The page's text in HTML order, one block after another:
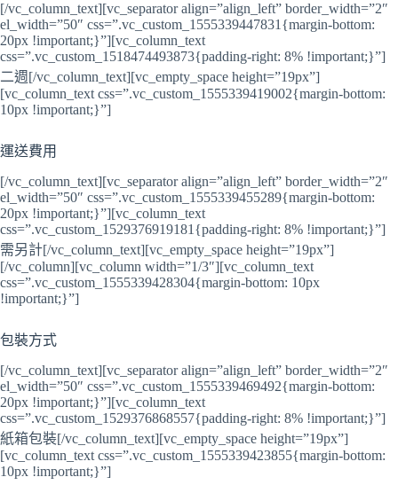
[/vc_column_text][vc_separator align=”align_left” border_width=”2″
el_width=”50″ css=”.vc_custom_1555339447831{margin-bottom:
20px !important;}”][vc_column_text
css=”.vc_custom_1518474493873{padding-right: 8% !important;}”]
二週[/vc_column_text][vc_empty_space height=”19px”]
[vc_column_text css=”.vc_custom_1555339419002{margin-bottom:
10px !important;}”]
運送費用
[/vc_column_text][vc_separator align=”align_left” border_width=”2″
el_width=”50″ css=”.vc_custom_1555339455289{margin-bottom:
20px !important;}”][vc_column_text
css=”.vc_custom_1529376919181{padding-right: 8% !important;}”]
需另計[/vc_column_text][vc_empty_space height=”19px”]
[/vc_column][vc_column width=”1/3″][vc_column_text
css=”.vc_custom_1555339428304{margin-bottom: 10px
!important;}”]
包裝方式
[/vc_column_text][vc_separator align=”align_left” border_width=”2″
el_width=”50″ css=”.vc_custom_1555339469492{margin-bottom:
20px !important;}”][vc_column_text
css=”.vc_custom_1529376868557{padding-right: 8% !important;}”]
紙箱包裝[/vc_column_text][vc_empty_space height=”19px”]
[vc_column_text css=”.vc_custom_1555339423855{margin-bottom:
10px !important;}”]